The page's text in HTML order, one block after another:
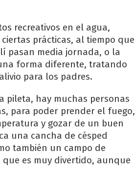
recreativos en el agua,
prácticas, al tiempo que
pasan media jornada, o la
forma diferente, tratando
para los padres.
pileta, hay muchas personas
para poder prender el fuego,
y gozar de un buen
una cancha de césped
también un campo de
es muy divertido, aunque